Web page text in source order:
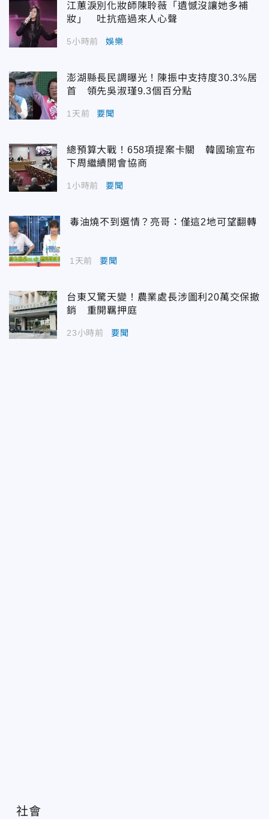
江蕙淚別化妝師陳聆薇「遺憾沒讓她多補
妝」 吐抗癌過來人心聲
5小時前 娛樂
澎湖縣長民調曝光！陳振中支持度30.3%居
首 領先吳淑瑾9.3個百分點
1天前 要聞
總預算大戰！658項提案卡關 韓國瑜宣布
下周繼續開會協商
1小時前 要聞
毒油燒不到選情？亮哥：僅這2地可望翻轉
1天前 要聞
台東又驚天變！農業處長涉圖利20萬交保撤
銷 重開羈押庭
23小時前 要聞
社會